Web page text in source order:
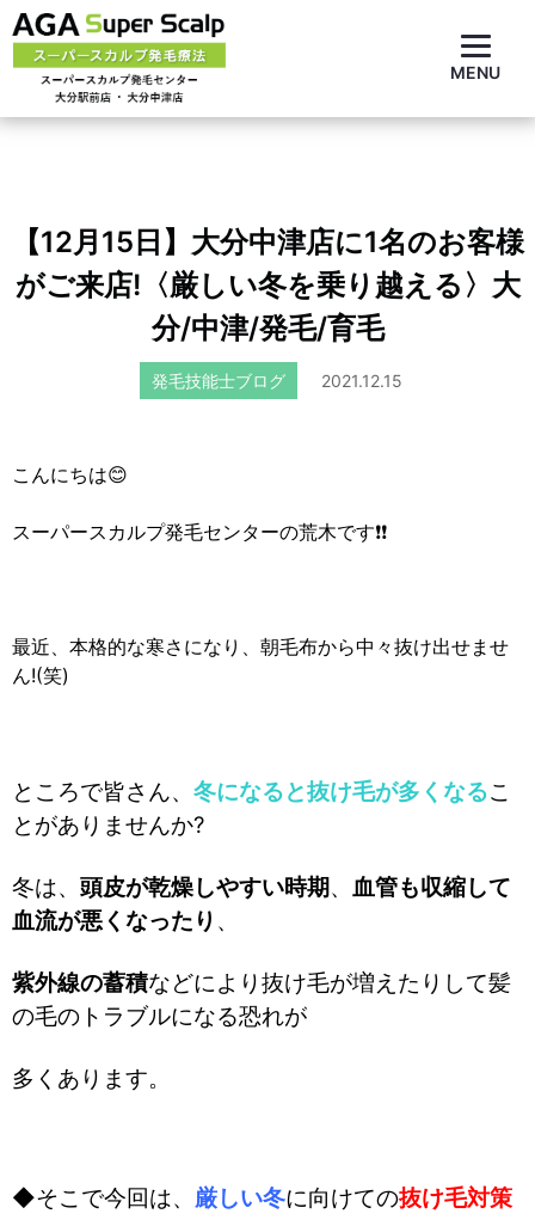
【12月15日】大分中津店に1名のお客様
がご来店!〈厳しい冬を乗り越える〉大
分/中津/発毛/育毛
発毛技能士ブログ 2021.12.15
こんにちは😊
スーパースカルプ発毛センターの荒木です❗❗
最近、本格的な寒さになり、朝毛布から中々抜け出せませ
ん!(笑)
ところで皆さん、 冬になると抜け毛が多くなるこ
とがありませんか?
冬は、 頭皮が乾燥しやすい時期、 血管も収縮して
血流が悪くなったり 、
紫外線の蓄積などにより抜け毛が増えたりして髪
の毛のトラブルになる恐れが
多くあります。
◆そこで今回は、 厳しい冬に向けての抜け毛対策
MENU